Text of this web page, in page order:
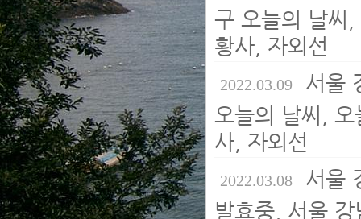
구 오늘의 날씨
황사, 자외선
2022.03.09 서울
오늘의 날씨,
사, 자외선
2022.03.08 서울
발효중, 서울